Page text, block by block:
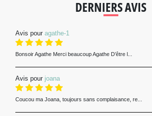
DERNIERS AVIS
Avis pour agathe-1
Bonsoir Agathe Merci beaucoup Agathe D’être l...
Avis pour joana
Coucou ma Joana, toujours sans complaisance, re...